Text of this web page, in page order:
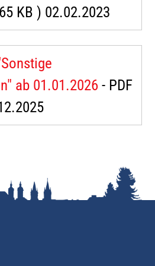
KB ) 02.02.2023
ab 01.01.2026 - PDF